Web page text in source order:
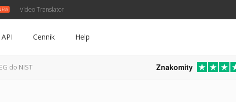
Video Translator
API Cennik Help
do NIST Znakomity